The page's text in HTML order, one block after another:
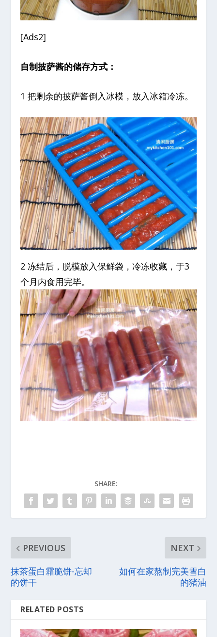
[Ads2]
自制披萨酱的储存方式：
1 把剩余的披萨酱倒入冰模，放入冰箱冷冻。
2 冻结后，脱模放入保鲜袋，冷冻收藏，于3
个月内食用完毕。
SHARE:
PREVIOUS
抹茶蛋白霜脆饼-忘却
的饼干
NEXT
如何在家熬制完美雪白
的猪油
RELATED POSTS